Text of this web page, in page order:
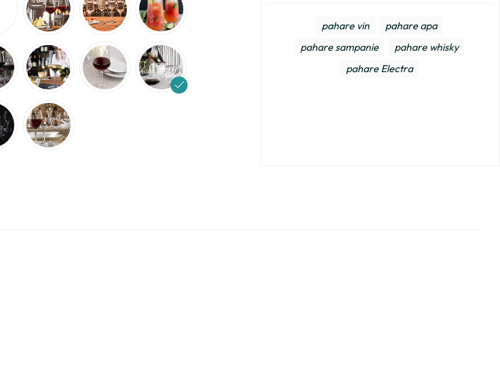
pahare vin
pahare apa
pahare sampanie
pahare whisky
pahare Electra